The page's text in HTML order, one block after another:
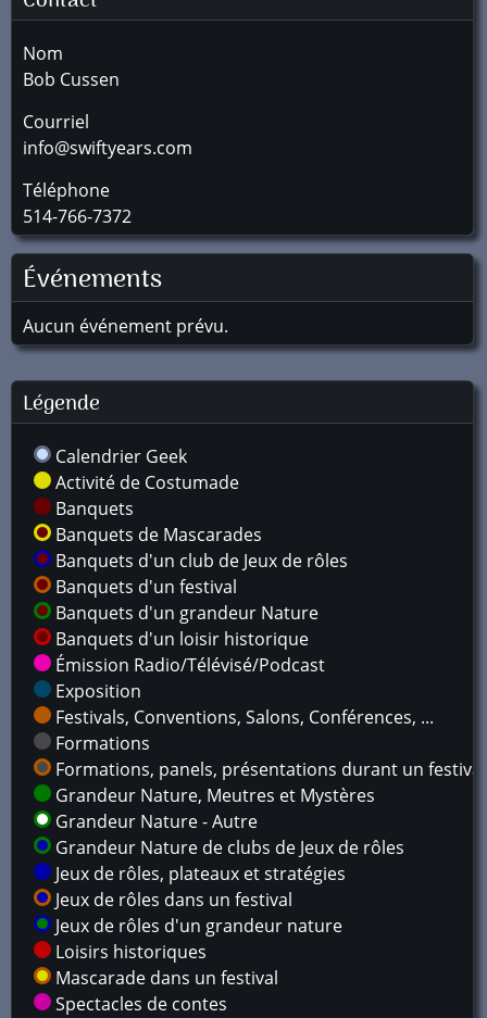
Nom
Bob Cussen
Courriel
info@swiftyears.com
Téléphone
514-766-7372
Événements
Aucun événement prévu.
Légende
Calendrier Geek
Activité de Costumade
Banquets
Banquets de Mascarades
Banquets d'un club de Jeux de rôles
Banquets d'un festival
Banquets d'un grandeur Nature
Banquets d'un loisir historique
Émission Radio/Télévisé/Podcast
Exposition
Festivals, Conventions, Salons, Conférences, ...
Formations
Formations, panels, présentations durant un festival
Grandeur Nature, Meutres et Mystères
Grandeur Nature - Autre
Grandeur Nature de clubs de Jeux de rôles
Jeux de rôles, plateaux et stratégies
Jeux de rôles dans un festival
Jeux de rôles d'un grandeur nature
Loisirs historiques
Mascarade dans un festival
Spectacles de contes